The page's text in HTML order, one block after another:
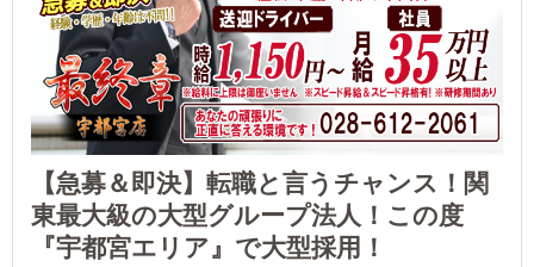
【急募＆即決】転職と言うチャンス！関
東最大級の大型グループ法人！この度
『宇都宮エリア』で大型採用！